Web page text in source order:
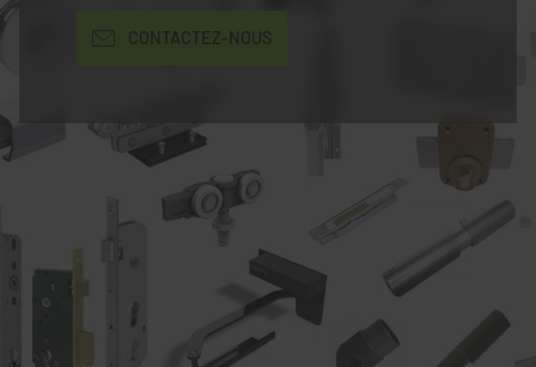
CONTACTEZ-NOUS